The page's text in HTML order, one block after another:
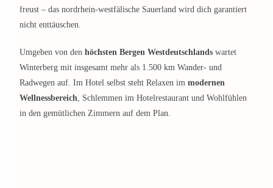
freust – das nordrhein-westfälische Sauerland wird dich garantiert
nicht enttäuschen.
Umgeben von den höchsten Bergen Westdeutschlands wartet
Winterberg mit insgesamt mehr als 1.500 km Wander- und
Radwegen auf. Im Hotel selbst steht Relaxen im modernen
Wellnessbereich, Schlemmen im Hotelrestaurant und Wohlfühlen
in den gemütlichen Zimmern auf dem Plan.